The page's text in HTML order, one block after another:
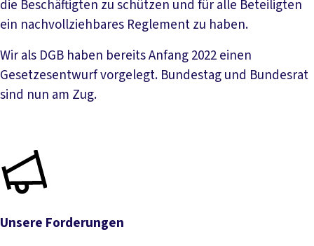
die Beschäftigten zu schützen und für alle Beteiligten
ein nachvollziehbares Reglement zu haben.
Wir als DGB haben bereits Anfang 2022 einen
Gesetzesentwurf vorgelegt. Bundestag und Bundesrat
sind nun am Zug.
Unsere Forderungen